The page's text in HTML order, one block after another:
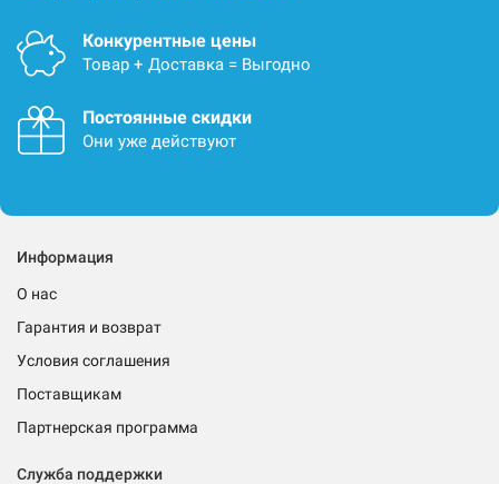
Конкурентные цены
Товар + Доставка = Выгодно
Постоянные скидки
Они уже действуют
Информация
О нас
Гарантия и возврат
Условия соглашения
Поставщикам
Партнерская программа
Служба поддержки